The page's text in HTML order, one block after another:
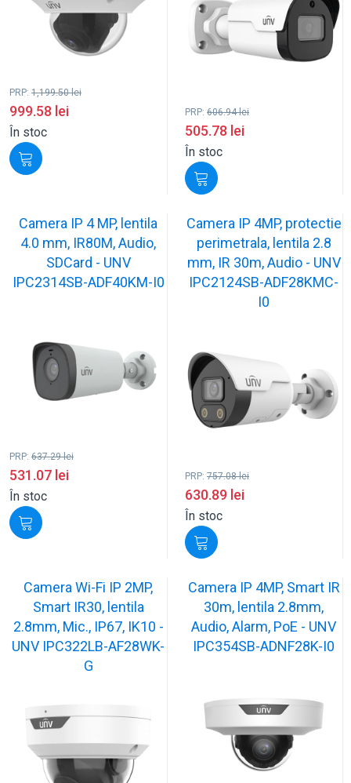
PRP: 1,199.50lei
999.58 lei
În stoc
PRP: 606.94lei
505.78 lei
În stoc
Camera IP 4 MP, lentila
4.0 mm, IR80M, Audio,
SDCard - UNV
IPC2314SB-ADF40KM-I0
PRP: 637.29lei
531.07 lei
În stoc
Camera IP 4MP, protectie
perimetrala, lentila 2.8
mm, IR 30m, Audio - UNV
IPC2124SB-ADF28KMC-
I0
PRP: 757.08lei
630.89 lei
În stoc
Camera Wi-Fi IP 2MP,
Smart IR30, lentila
2.8mm, Mic., IP67, IK10 -
UNV IPC322LB-AF28WK-
G
Camera IP 4MP, Smart IR
30m, lentila 2.8mm,
Audio, Alarm, PoE - UNV
IPC354SB-ADNF28K-I0